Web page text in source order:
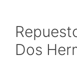
Dos